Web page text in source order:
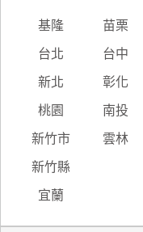
基隆 苗栗
台北 台中
新北 彰化
桃園 南投
新竹市 雲林
新竹縣
宜蘭